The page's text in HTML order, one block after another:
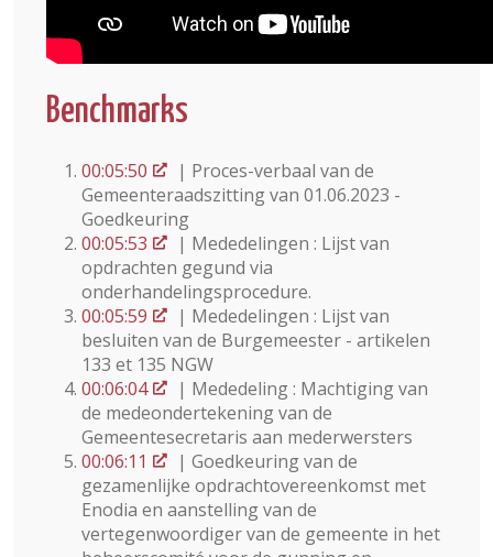
Benchmarks
00:05:50
| Proces-verbaal van de
Gemeenteraadszitting van 01.06.2023 -
Goedkeuring
00:05:53
| Mededelingen : Lijst van
opdrachten gegund via
onderhandelingsprocedure.
00:05:59
| Mededelingen : Lijst van
besluiten van de Burgemeester - artikelen
133 et 135 NGW
00:06:04
| Mededeling : Machtiging van
de medeondertekening van de
Gemeentesecretaris aan mederwersters
00:06:11
| Goedkeuring van de
gezamenlijke opdrachtovereenkomst met
Enodia en aanstelling van de
vertegenwoordiger van de gemeente in het